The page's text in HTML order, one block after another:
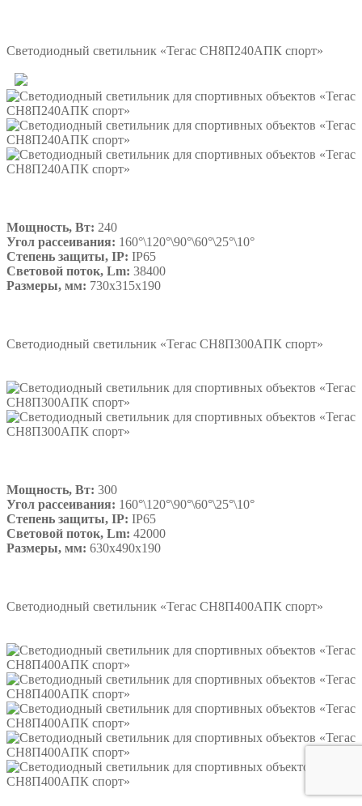
Светодиодный светильник «Тегас СН8П240АПК спорт»
Мощность, Вт: 240
Угол рассеивания: 160°\120°\90°\60°\25°\10°
Степень защиты, IP: IP65
Световой поток, Lm: 38400
Размеры, мм: 730х315х190
Светодиодный светильник «Тегас СН8П300АПК спорт»
Мощность, Вт: 300
Угол рассеивания: 160°\120°\90°\60°\25°\10°
Степень защиты, IP: IP65
Световой поток, Lm: 42000
Размеры, мм: 630х490х190
Светодиодный светильник «Тегас СН8П400АПК спорт»